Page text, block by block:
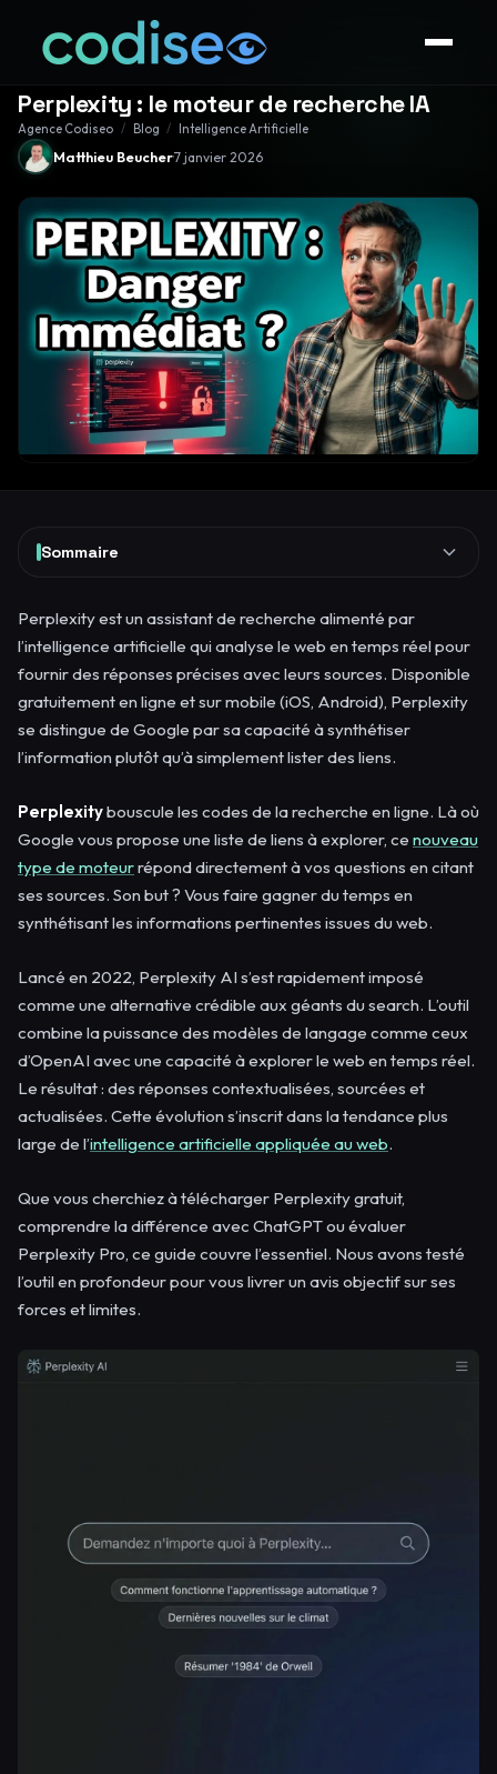
Perplexity : le moteur de recherche IA
Agence Codiseo / Blog / Intelligence Artificielle
Matthieu Beucher·7 janvier 2026
Sommaire
Perplexity est un assistant de recherche alimenté par
l’intelligence artificielle qui analyse le web en temps réel pour
fournir des réponses précises avec leurs sources. Disponible
gratuitement en ligne et sur mobile (iOS, Android), Perplexity
se distingue de Google par sa capacité à synthétiser
l’information plutôt qu’à simplement lister des liens.
Perplexitybouscule les codes de la recherche en ligne. Là où
Google vous propose une liste de liens à explorer, ce nouveau
type de moteurrépond directement à vos questions en citant
ses sources. Son but ? Vous faire gagner du temps en
synthétisant les informations pertinentes issues du web.
Lancé en 2022, Perplexity AI s’est rapidement imposé
comme une alternative crédible aux géants du search. L’outil
combine la puissance des modèles de langage comme ceux
d’OpenAI avec une capacité à explorer le web en temps réel.
Le résultat : des réponses contextualisées, sourcées et
actualisées. Cette évolution s’inscrit dans la tendance plus
large de l’intelligence artificielle appliquée au web.
Que vous cherchiez à télécharger Perplexity gratuit,
comprendre la différence avec ChatGPT ou évaluer
Perplexity Pro, ce guide couvre l’essentiel. Nous avons testé
l’outil en profondeur pour vous livrer un avis objectif sur ses
forces et limites.